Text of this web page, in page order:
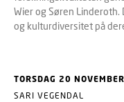
Wier og Søren
og kulturdiversitet på
TORSDAG 20
SARI VEGENDAL